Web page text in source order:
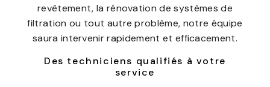
revêtement, la rénovation de systèmes de
filtration ou tout autre problème, notre équipe
saura intervenir rapidement et efficacement.
Des techniciens qualifiés à votre
service